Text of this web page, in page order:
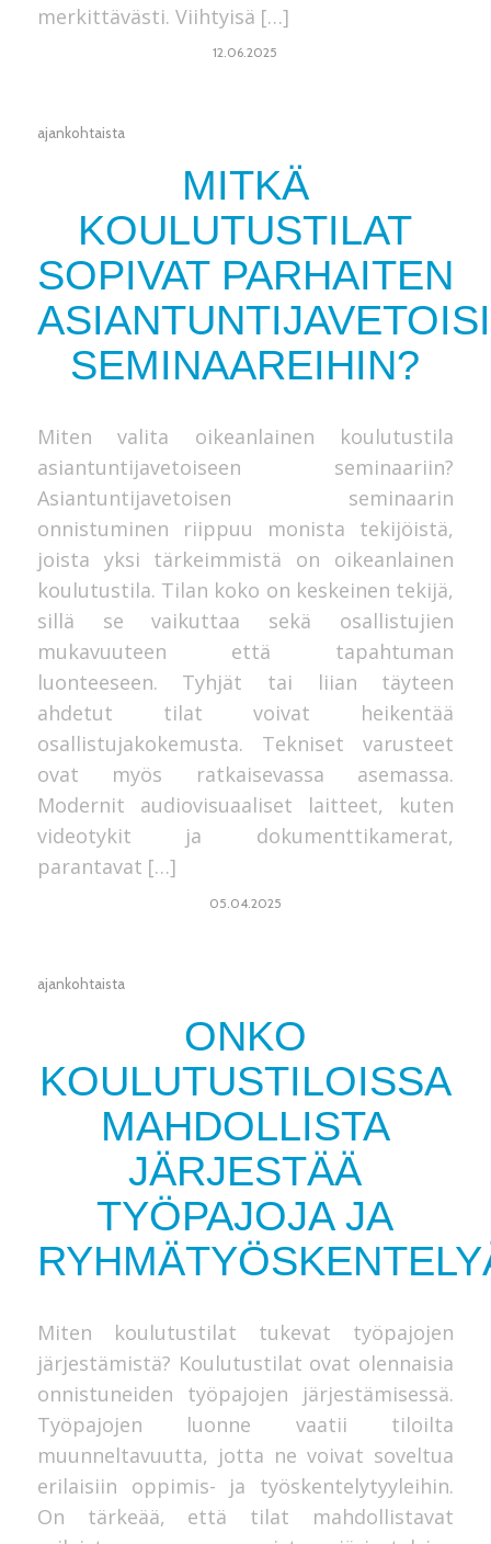
merkittävästi. Viihtyisä […]
12.06.2025
ajankohtaista
MITKÄ
KOULUTUSTILAT
SOPIVAT PARHAITEN
SEMINAAREIHIN?
Miten valita oikeanlainen koulutustila
asiantuntijavetoiseen seminaariin?
Asiantuntijavetoisen seminaarin
onnistuminen riippuu monista tekijöistä,
joista yksi tärkeimmistä on oikeanlainen
koulutustila. Tilan koko on keskeinen tekijä,
sillä se vaikuttaa sekä osallistujien
mukavuuteen että tapahtuman
luonteeseen. Tyhjät tai liian täyteen
ahdetut tilat voivat heikentää
osallistujakokemusta. Tekniset varusteet
ovat myös ratkaisevassa asemassa.
Modernit audiovisuaaliset laitteet, kuten
videotykit ja dokumenttikamerat,
parantavat […]
05.04.2025
ajankohtaista
ONKO
KOULUTUSTILOISSA
MAHDOLLISTA
JÄRJESTÄÄ
TYÖPAJOJA JA
Miten koulutustilat tukevat työpajojen
järjestämistä? Koulutustilat ovat olennaisia
onnistuneiden työpajojen järjestämisessä.
Työpajojen luonne vaatii tiloilta
muunneltavuutta, jotta ne voivat soveltua
erilaisiin oppimis- ja työskentelytyyleihin.
On tärkeää, että tilat mahdollistavat